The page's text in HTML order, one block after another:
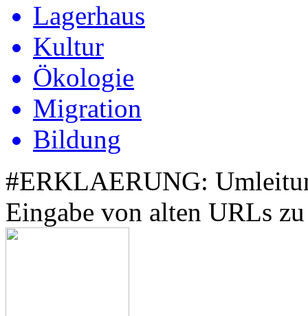
Lagerhaus
Kultur
Ökologie
Migration
Bildung
#ERKLAERUNG:
Eingabe von alten URLs